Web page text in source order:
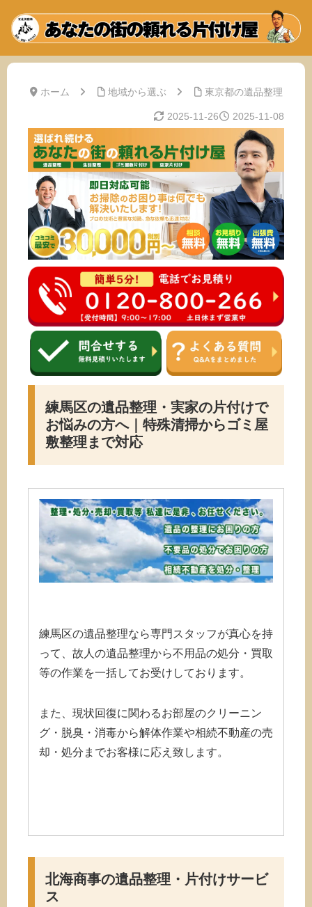
ホーム 地域から選ぶ 東京都の遺品整理
2025-11-08
2025-11-26
練馬区の遺品整理・実家の片付けで
お悩みの方へ｜特殊清掃からゴミ屋
敷整理まで対応
練馬区の遺品整理なら専門スタッフが真心を持
って、故人の遺品整理から不用品の処分・買取
等の作業を一括してお受けしております。
また、現状回復に関わるお部屋のクリーニン
グ・脱臭・消毒から解体作業や相続不動産の売
却・処分までお客様に応え致します。
北海商事の遺品整理・片付けサービ
ス